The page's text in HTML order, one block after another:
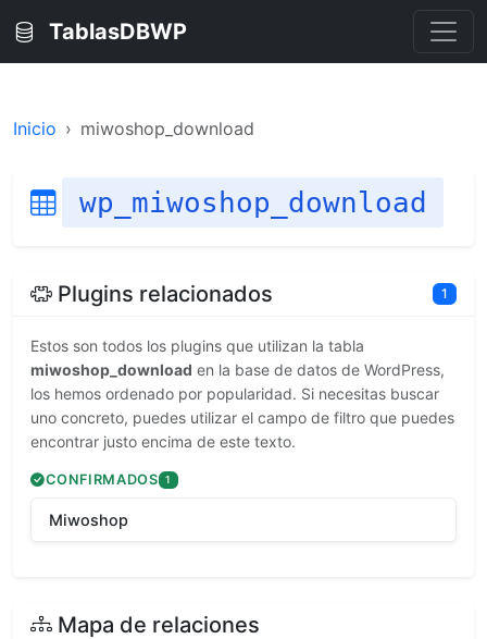
TablasDBWP
Inicio miwoshop_download
wp_miwoshop_download
Plugins relacionados 1
Estos son todos los plugins que utilizan la tabla
miwoshop_download en la base de datos de WordPress,
los hemos ordenado por popularidad. Si necesitas buscar
uno concreto, puedes utilizar el campo de filtro que puedes
encontrar justo encima de este texto.
CONFIRMADOS 1
Miwoshop
Mapa de relaciones